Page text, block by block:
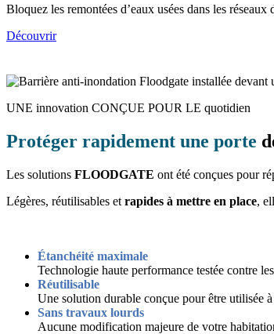
Bloquez les remontées d’eaux usées dans les réseaux
Découvrir
UNE innovation CONÇUE POUR LE quotidien
Protéger rapidement une porte
Les solutions FLOODGATE ont été conçues pour
Légères, réutilisables et rapides à mettre en place,
Étanchéité maximale
Technologie haute performance testée contre
Réutilisable
Une solution durable conçue pour être utilisée
Sans travaux lourds
Aucune modification majeure de votre